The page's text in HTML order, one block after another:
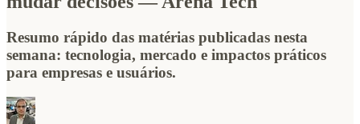
Resumo rápido das matérias publicadas nesta
semana: tecnologia, mercado e impactos práticos
para empresas e usuários.